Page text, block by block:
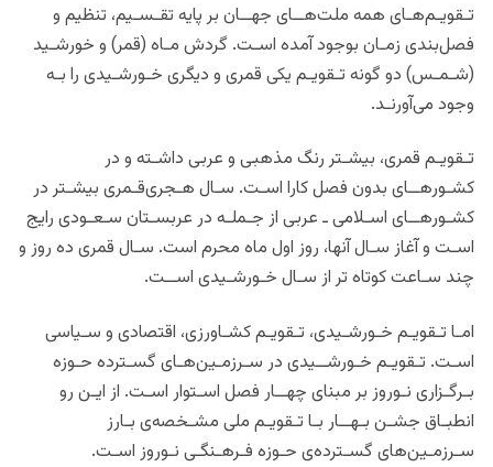
تـقویـم‌هـای همه ملت‌هــای جهــان بر پایه تقـسـیم، تنظیم و
فصل‌بندی زمـان بوجود آمده اسـت. گردش مـاه (قمر) و خورشـید
(شـمـس) دو گونه تـقویـم یکی قمری و دیگری خـورشـیدی را بـه
وجود می‌آ‌‌ورنـد.
تـقویـم قمری، بیشـتر رنگ مذهبی و عربی داشـته و در
کشـورهــای بدون فصل کارا اسـت. سـال هـجری‌‌قـمری بیشـتر در
کشـورهــای اسـلامی ـ عربی از جـملـه در عربسـتان سـعـودی رایج
اسـت و آغاز سـال آنها، روز اول ماه محرم است. سـال قمری ده روز و
چند سـاعت کوتاه ‌تر از سـال خـورشـیدی اســت.
امـا تـقویـم خـورشـیدی، تـقویـم کشـاورزی، اقتصادی و سـیاسی
اسـت. تـقویـم خـورشــیدی در سـرزمـین‌هـای گسـترده‌ حـوزه
بـرگـزاری نـوروز بر مبنای چهــار فصل اسـتوار اسـت. از ایـن رو
انطبـاق جشـن بـهــار بـا تـقویـم ملی مشـخصه‌ی بـارز
سـرزمـین‌های گسـترده‌ی حـوزه فـرهـنگـی نـوروز اسـت.